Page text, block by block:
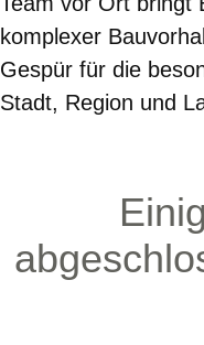
komplexer
Gespür für die
Stadt, Region und